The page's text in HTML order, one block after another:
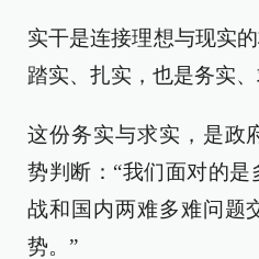
实干是连接理想与现实
踏实、扎实，也是务实、
这份务实与求实，是政
势判断：“我们面对的
战和国内两难多难问题
势。”